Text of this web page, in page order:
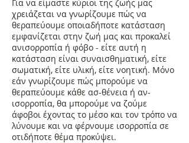
Για να είμαστε κύριοι της ζωής μας
χρειάζεται να γνωρίζουμε πώς να
θεραπεύουμε οποιαδήποτε κατάσταση
εμφανίζεται στην ζωή μας και προκαλεί
ανισορροπία ή φόβο - είτε αυτή η
κατάσταση είναι συναισθηματική, είτε
σωματική, είτε υλική, είτε νοητική. Μόνο
εάν γνωρίζουμε πώς μπορούμε να
θεραπεύουμε κάθε ασ-θένεια ή αν-
ισορροπία, θα μπορούμε να ζούμε
άφοβοι έχοντας το μέσο και τον τρόπο να
λύνουμε και να φέρνουμε ισορροπία σε
οτιδήποτε θέμα προκύψει.